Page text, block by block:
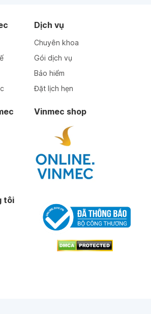
Dịch vụ
Chuyên khoa
Gói dịch vụ
Bảo hiểm
Đặt lịch hẹn
Vinmec shop
tôi